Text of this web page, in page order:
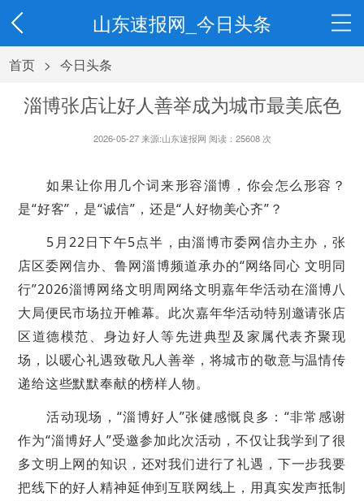
山东速报网_今日头条
首页 > 今日头条
淄博张店让好人善举成为城市最美底色
2026-05-27 来源:山东速报网 阅读： 25608 次
如果让你用几个词来形容淄博，你会怎么形容？
是“好客”，是“诚信”，还是“人好物美心齐”？
5月22日下午5点半，由淄博市委网信办主办，张
店区委网信办、鲁网淄博频道承办的“网络同心 文明同
行”2026淄博网络文明周网络文明嘉年华活动在淄博八
大局便民市场拉开帷幕。此次嘉年华活动特别邀请张店
区道德模范、身边好人等先进典型及家属代表齐聚现
场，以暖心礼遇致敬凡人善举，将城市的敬意与温情传
递给这些默默奉献的榜样人物。
活动现场，“淄博好人”张健感慨良多：“非常感谢
作为“淄博好人”受邀参加此次活动，不仅让我学到了很
多文明上网的知识，还对我们进行了礼遇，下一步我要
把线下的好人精神延伸到互联网线上，用真实发声抵制